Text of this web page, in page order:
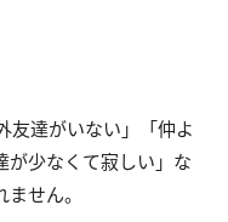
友達がいない」「仲よ
が少なくて寂しい」な
せん。